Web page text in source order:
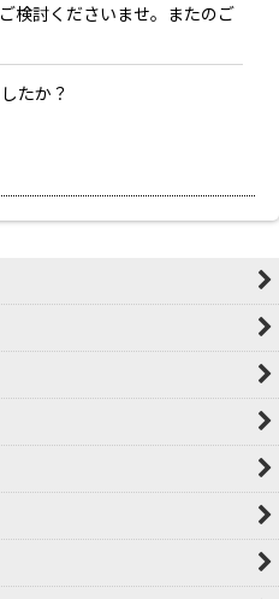
検討くださいませ。またのご
たか？